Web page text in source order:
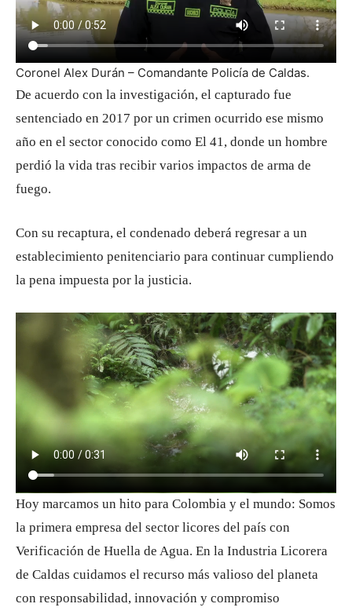
Coronel Alex Durán – Comandante Policía de Caldas.
De acuerdo con la investigación, el capturado fue
sentenciado en 2017 por un crimen ocurrido ese mismo
año en el sector conocido como El 41, donde un hombre
perdió la vida tras recibir varios impactos de arma de
fuego.
Con su recaptura, el condenado deberá regresar a un
establecimiento penitenciario para continuar cumpliendo
la pena impuesta por la justicia.
Hoy marcamos un hito para Colombia y el mundo: Somos
la primera empresa del sector licores del país con
Verificación de Huella de Agua. En la Industria Licorera
de Caldas cuidamos el recurso más valioso del planeta
con responsabilidad, innovación y compromiso